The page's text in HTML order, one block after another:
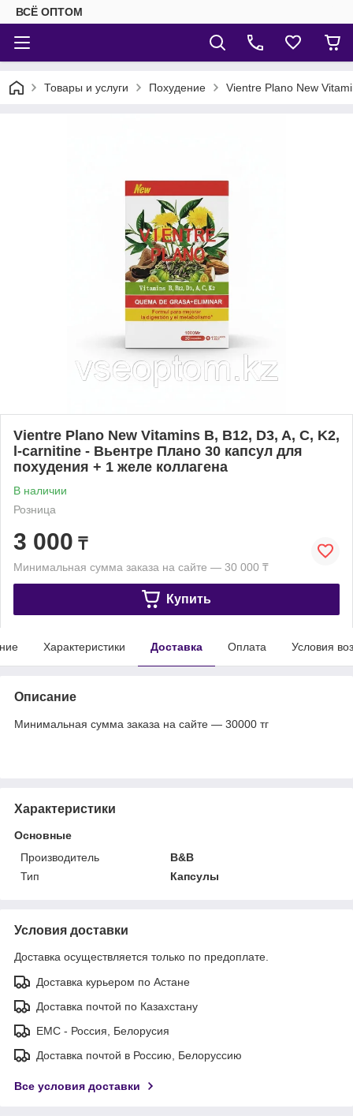
ВСЁ ОПТОМ
Товары и услуги Похудение Vientre Plano New
Vientre Plano New Vitamins B, B12, D3, A, C, K2,
l-carnitine - Вьентре Плано 30 капсул для
похудения + 1 желе коллагена
В наличии
Розница
3 000 ₸
Минимальная сумма заказа на сайте — 30 000 ₸
Купить
Характеристики Доставка Оплата Условия
Описание
Минимальная сумма заказа на сайте — 30000 тг
Характеристики
Основные
Производитель
B&B
Тип
Капсулы
Условия доставки
Доставка осуществляется только по предоплате.
Доставка курьером по Астане
Доставка почтой по Казахстану
ЕМС - Россия, Белорусия
Доставка почтой в Россию, Белоруссию
Все условия доставки